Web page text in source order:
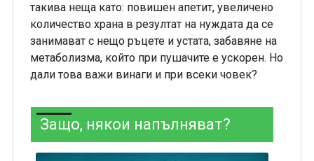
такива неща като: повишен апетит, увеличено
количество храна в резултат на нуждата да се
занимават с нещо ръцете и устата, забавяне на
метаболизма, който при пушачите е ускорен. Но
дали това важи винаги и при всеки човек?
Защо, някои напълняват?